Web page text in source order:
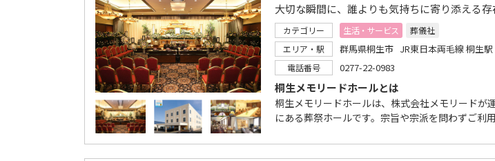
大切な瞬間に、誰よりも気持ちに寄り添える
カテゴリー 生活・サービス
葬儀社
エリア・駅
群馬県桐生市 JR東日本両毛線 桐生駅
電話番号 0277-22-0983
桐生メモリードホールとは
桐生メモリードホールは、株式会社メモリードが
にある葬祭ホールです。宗旨や宗派を問わずご利